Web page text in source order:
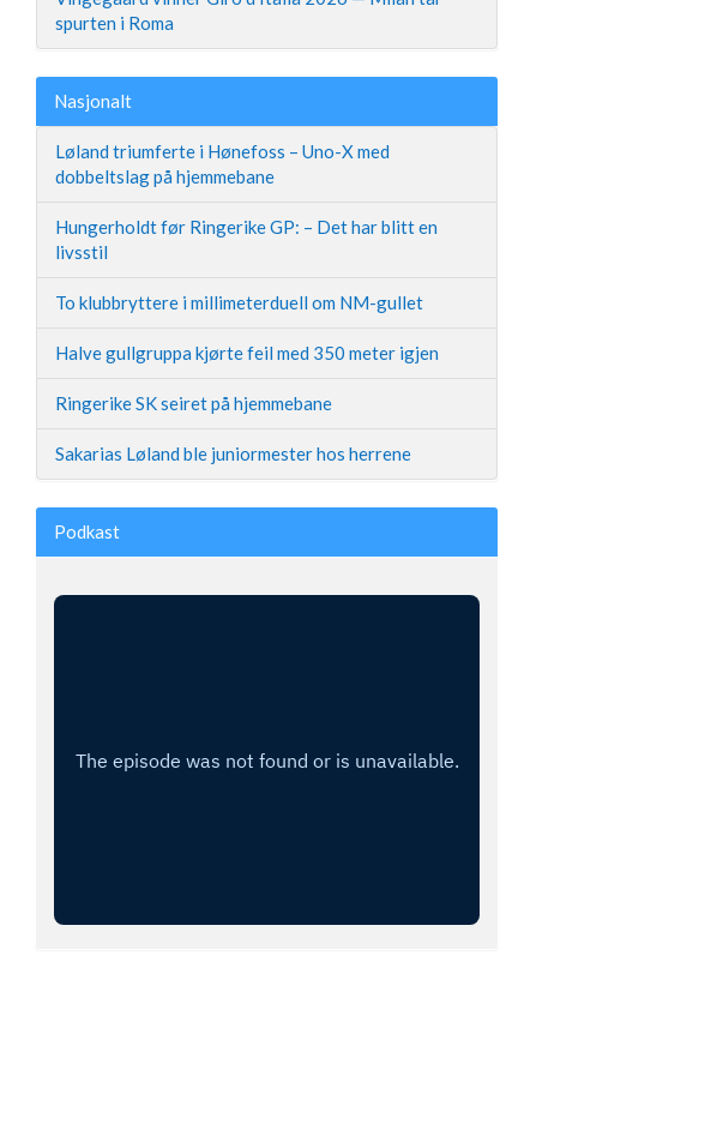
spurten i Roma
Nasjonalt
Løland triumferte i Hønefoss – Uno-X med
dobbeltslag på hjemmebane
Hungerholdt før Ringerike GP: – Det har blitt en
livsstil
To klubbryttere i millimeterduell om NM-gullet
Halve gullgruppa kjørte feil med 350 meter igjen
Ringerike SK seiret på hjemmebane
Sakarias Løland ble juniormester hos herrene
Podkast